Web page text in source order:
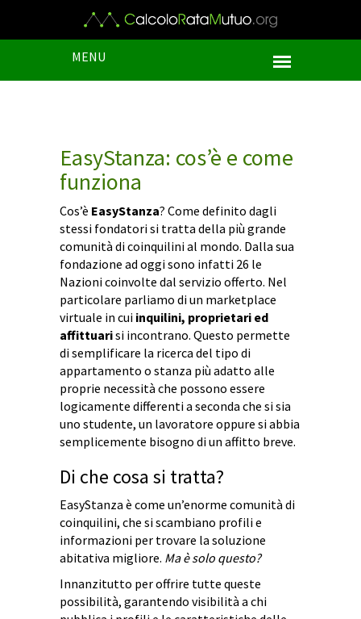
MENU
EasyStanza: cos’è e come
funziona
Cos’è EasyStanza? Come definito dagli
stessi fondatori si tratta della più grande
comunità di coinquilini al mondo. Dalla sua
fondazione ad oggi sono infatti 26 le
Nazioni coinvolte dal servizio offerto. Nel
particolare parliamo di un marketplace
virtuale in cui inquilini, proprietari ed
affittuarisi incontrano. Questo permette
di semplificare la ricerca del tipo di
appartamento o stanza più adatto alle
proprie necessità che possono essere
logicamente differenti a seconda che si sia
uno studente, un lavoratore oppure si abbia
semplicemente bisogno di un affitto breve.
Di che cosa si tratta?
EasyStanza è come un’enorme comunità di
coinquilini, che si scambiano profili e
informazioni per trovare la soluzione
abitativa migliore. Ma è solo questo?
Innanzitutto per offrire tutte queste
possibilità, garantendo visibilità a chi